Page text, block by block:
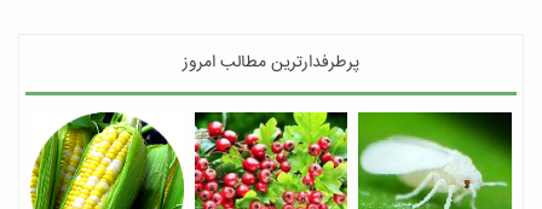
پرطرفدارترین مطالب امروز